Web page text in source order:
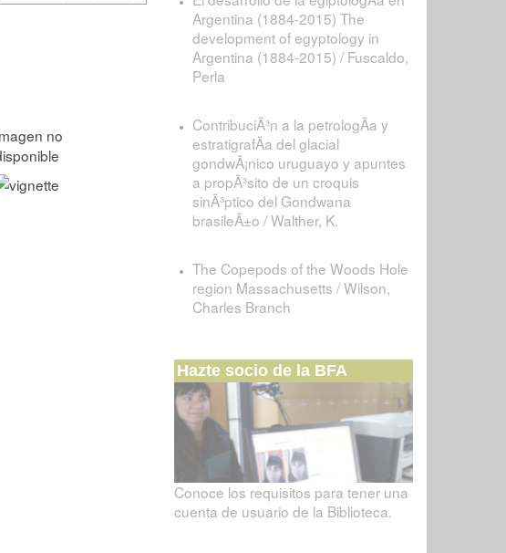
Argentina (1884-2015) The
development of egyptology in
Argentina (1884-2015) / Fuscaldo,
Perla
ContribuciÃ³n a la petrologÃ­a y
estratigrafÃ­a del glacial
gondwÃ¡nico uruguayo y apuntes
a propÃ³sito de un croquis
sinÃ³ptico del Gondwana
brasileÃ±o / Walther, K.
The Copepods of the Woods Hole
region Massachusetts / Wilson,
Charles Branch
Hazte socio de la BFA
Conoce los requisitos para tener una
cuenta de usuario de la Biblioteca.